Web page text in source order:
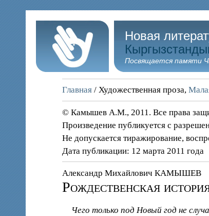
Новая
Посвящается памяти
Главная / Художественная проза,
© Камышев А.М., 2011. Все права
Произведение публикуется с
Не допускается тиражирование,
Дата публикации: 12 марта 2011 года
Александр Михайлович КАМЫШЕВ
Рождественская
Чего только под Новый год не